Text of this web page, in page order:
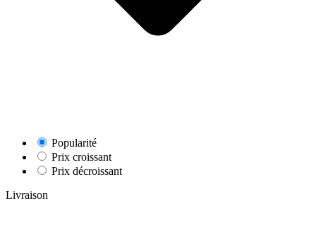
Popularité
Prix croissant
Prix décroissant
Livraison